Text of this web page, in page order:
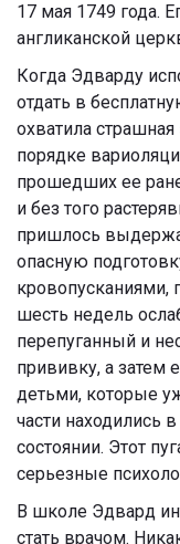
17 мая 1749 года.
англиканской
Когда Эдварду
отдать в
охватила
порядке
прошедших ее
и без того
пришлось
опасную
кровопусканиями,
шесть недель
перепуганный и
прививку, а затем
детьми, которые
части находились
состоянии. Этот
серьезные
В школе Эдвард
стать врачом.